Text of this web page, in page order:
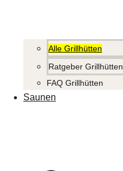
Alle Grillhütten
Ratgeber Grillhütten
FAQ Grillhütten
Saunen